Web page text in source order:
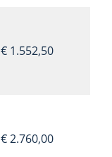
€ 1.552,50
€ 2.760,00